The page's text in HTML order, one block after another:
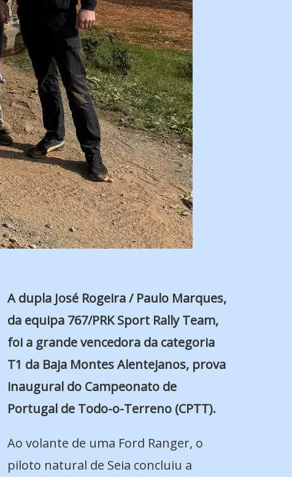
A dupla José Rogeira / Paulo Marques,
da equipa 767/PRK Sport Rally Team,
foi a grande vencedora da categoria
T1 da Baja Montes Alentejanos, prova
inaugural do Campeonato de
Portugal de Todo-o-Terreno (CPTT).
Ao volante de uma Ford Ranger, o
piloto natural de Seia concluiu a